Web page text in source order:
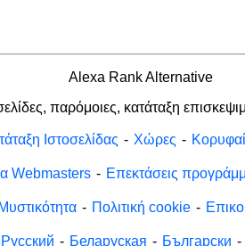
Alexa Rank Alternative
παρόμοιες, κατάταξη
Ιστοσελίδας - Χώρες -
Webmasters - Επεκτάσεις
Μυστικότητα - Πολιτική cookie -
Русский - Беларуская - Български -